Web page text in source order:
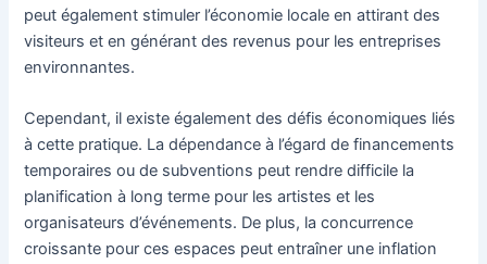
peut également stimuler l’économie locale en attirant des
visiteurs et en générant des revenus pour les entreprises
environnantes.
Cependant, il existe également des défis économiques liés
à cette pratique. La dépendance à l’égard de financements
temporaires ou de subventions peut rendre difficile la
planification à long terme pour les artistes et les
organisateurs d’événements. De plus, la concurrence
croissante pour ces espaces peut entraîner une inflation